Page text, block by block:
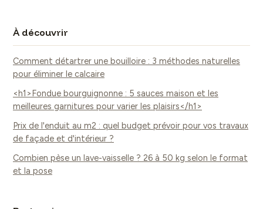
À découvrir
Comment détartrer une bouilloire : 3 méthodes naturelles
pour éliminer le calcaire
<h1>Fondue bourguignonne : 5 sauces maison et les
meilleures garnitures pour varier les plaisirs</h1>
Prix de l'enduit au m2 : quel budget prévoir pour vos travaux
de façade et d'intérieur ?
Combien pèse un lave-vaisselle ? 26 à 50 kg selon le format
et la pose